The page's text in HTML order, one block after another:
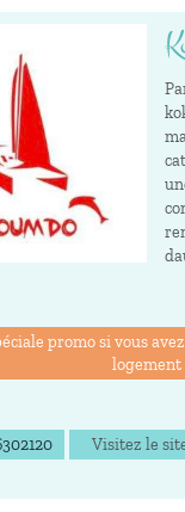
promo si vous
logement
Visitez le